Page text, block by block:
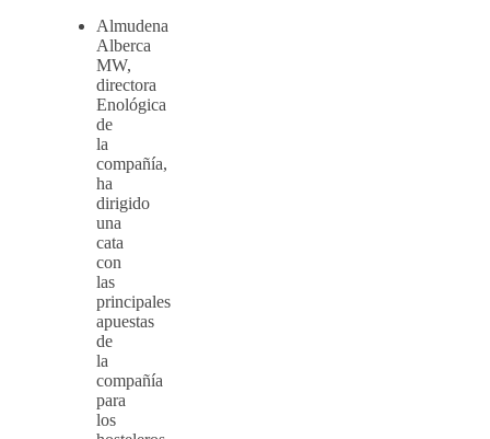
Almudena
Alberca
MW,
directora
Enológica
de
la
compañía,
ha
dirigido
una
cata
con
las
principales
apuestas
de
la
compañía
para
los